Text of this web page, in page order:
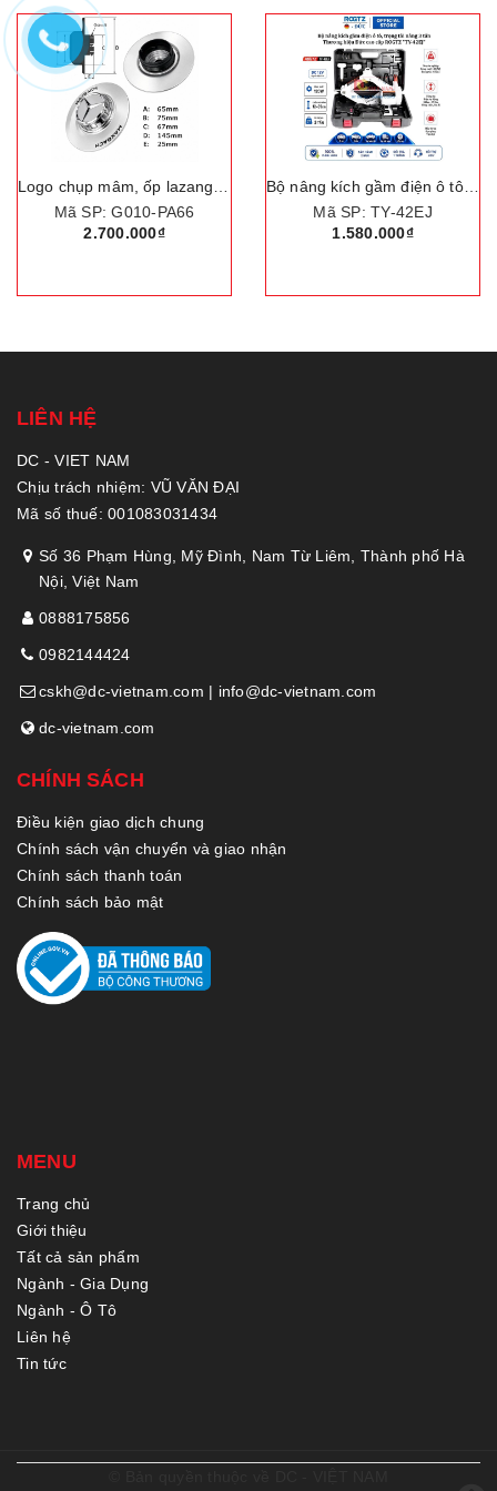
Mã SP: G010-PA66
2.700.000₫
Bộ nâng kích gầm điện ô tô, trọng tải nâng 3 tấn. Thương hiệu Đức cao cấp ROGTZ "TY-42EJ"
Mã SP: TY-42EJ
1.580.000₫
LIÊN HỆ
DC - VIET NAM
Chịu trách nhiệm: VŨ VĂN ĐẠI
Mã số thuế: 001083031434
Số 36 Phạm Hùng, Mỹ Đình, Nam Từ Liêm, Thành phố Hà
Nội, Việt Nam
0888175856
0982144424
cskh@dc-vietnam.com | info@dc-vietnam.com
dc-vietnam.com
CHÍNH SÁCH
Điều kiện giao dịch chung
Chính sách vận chuyển và giao nhận
Chính sách thanh toán
Chính sách bảo mật
MENU
Trang chủ
Giới thiệu
Tất cả sản phẩm
Ngành - Gia Dụng
Ngành - Ô Tô
Liên hệ
Tin tức